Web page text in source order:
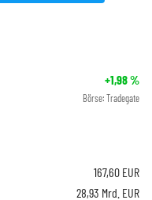
+1,98%
Börse: Tradegate
167,60 EUR
28,93 Mrd. EUR